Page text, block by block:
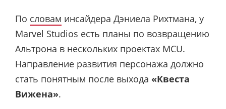
По словам инсайдера Дэниела Рихтмана, у
Marvel Studios есть планы по возвращению
Альтрона в нескольких проектах MCU.
Направление развития персонажа должно
стать понятным после выхода «Квеста
Вижена».